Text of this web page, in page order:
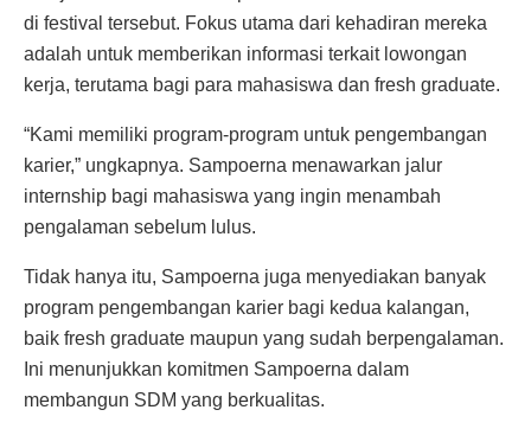
di festival tersebut. Fokus utama dari kehadiran mereka
adalah untuk memberikan informasi terkait lowongan
kerja, terutama bagi para mahasiswa dan fresh graduate.
“Kami memiliki program-program untuk pengembangan
karier,” ungkapnya. Sampoerna menawarkan jalur
internship bagi mahasiswa yang ingin menambah
pengalaman sebelum lulus.
Tidak hanya itu, Sampoerna juga menyediakan banyak
program pengembangan karier bagi kedua kalangan,
baik fresh graduate maupun yang sudah berpengalaman.
Ini menunjukkan komitmen Sampoerna dalam
membangun SDM yang berkualitas.